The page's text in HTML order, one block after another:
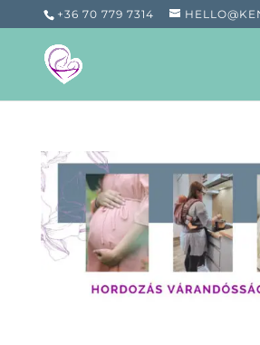
+36 70 779 7314